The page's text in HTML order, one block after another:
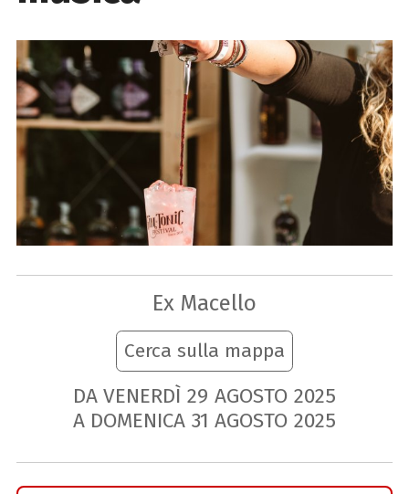
Ex Macello
Cerca sulla mappa
DA VENERDÌ 29 AGOSTO 2025
A DOMENICA 31 AGOSTO 2025